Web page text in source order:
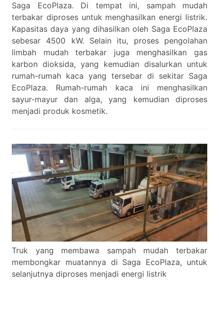
Saga EcoPlaza. Di tempat ini, sampah mudah
terbakar diproses untuk menghasilkan energi listrik.
Kapasitas daya yang dihasilkan oleh Saga EcoPlaza
sebesar 4500 kW. Selain itu, proses pengolahan
limbah mudah terbakar juga menghasilkan gas
karbon dioksida, yang kemudian disalurkan untuk
rumah-rumah kaca yang tersebar di sekitar Saga
EcoPlaza. Rumah-rumah kaca ini menghasilkan
sayur-mayur dan alga, yang kemudian diproses
menjadi produk kosmetik.
Truk yang membawa sampah mudah terbakar
membongkar muatannya di Saga EcoPlaza, untuk
selanjutnya diproses menjadi energi listrik